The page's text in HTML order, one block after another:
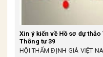
Xin ý kiến về Hồ sơ dự
Thông tư 39
HỘI THẨM ĐỊNH GIÁ VIỆT